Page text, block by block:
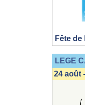
Fête de
LEGE
24 août